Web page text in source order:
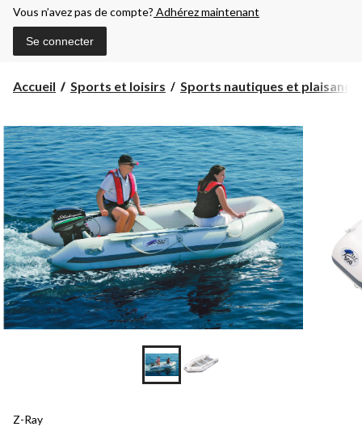
Vous n’avez pas de compte? Adhérez maintenant
Se connecter
Accueil Sports et loisirs Sports nautiques et plaisanc...
Z-Ray